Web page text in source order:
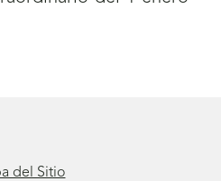
del Sitio